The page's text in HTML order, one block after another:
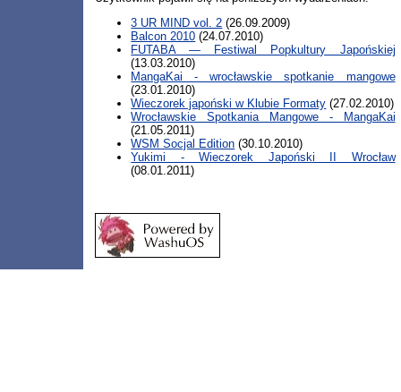
3 UR MIND vol. 2 (26.09.2009)
Balcon 2010 (24.07.2010)
FUTABA — Festiwal Popkultury Japońskiej
(13.03.2010)
MangaKai - wrocławskie spotkanie mangowe
(23.01.2010)
Wieczorek japoński w Klubie Formaty (27.02.2010)
Wrocławskie Spotkania Mangowe - MangaKai
(21.05.2011)
WSM Socjal Edition (30.10.2010)
Yukimi - Wieczorek Japoński II Wrocław
(08.01.2011)